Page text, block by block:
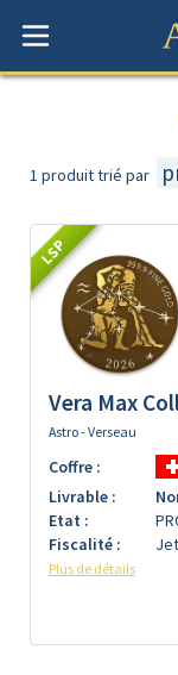
1 produit trié par
LSP
Vera Max
Astro - Verseau
Coffre :
Livrable :
Etat :
Fiscalité :
Plus de détails